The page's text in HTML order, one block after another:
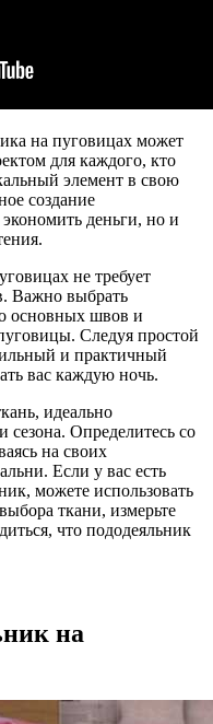
на пуговицах может
для каждого, кто
элемент в свою
создание
деньги, но и
не требует
Важно выбрать
основных швов и
Следуя простой
и практичный
вас каждую ночь.
идеально
сезона. Определитесь со
на своих
Если у вас есть
можете использовать
ткани, измерьте
что пододеяльник
на